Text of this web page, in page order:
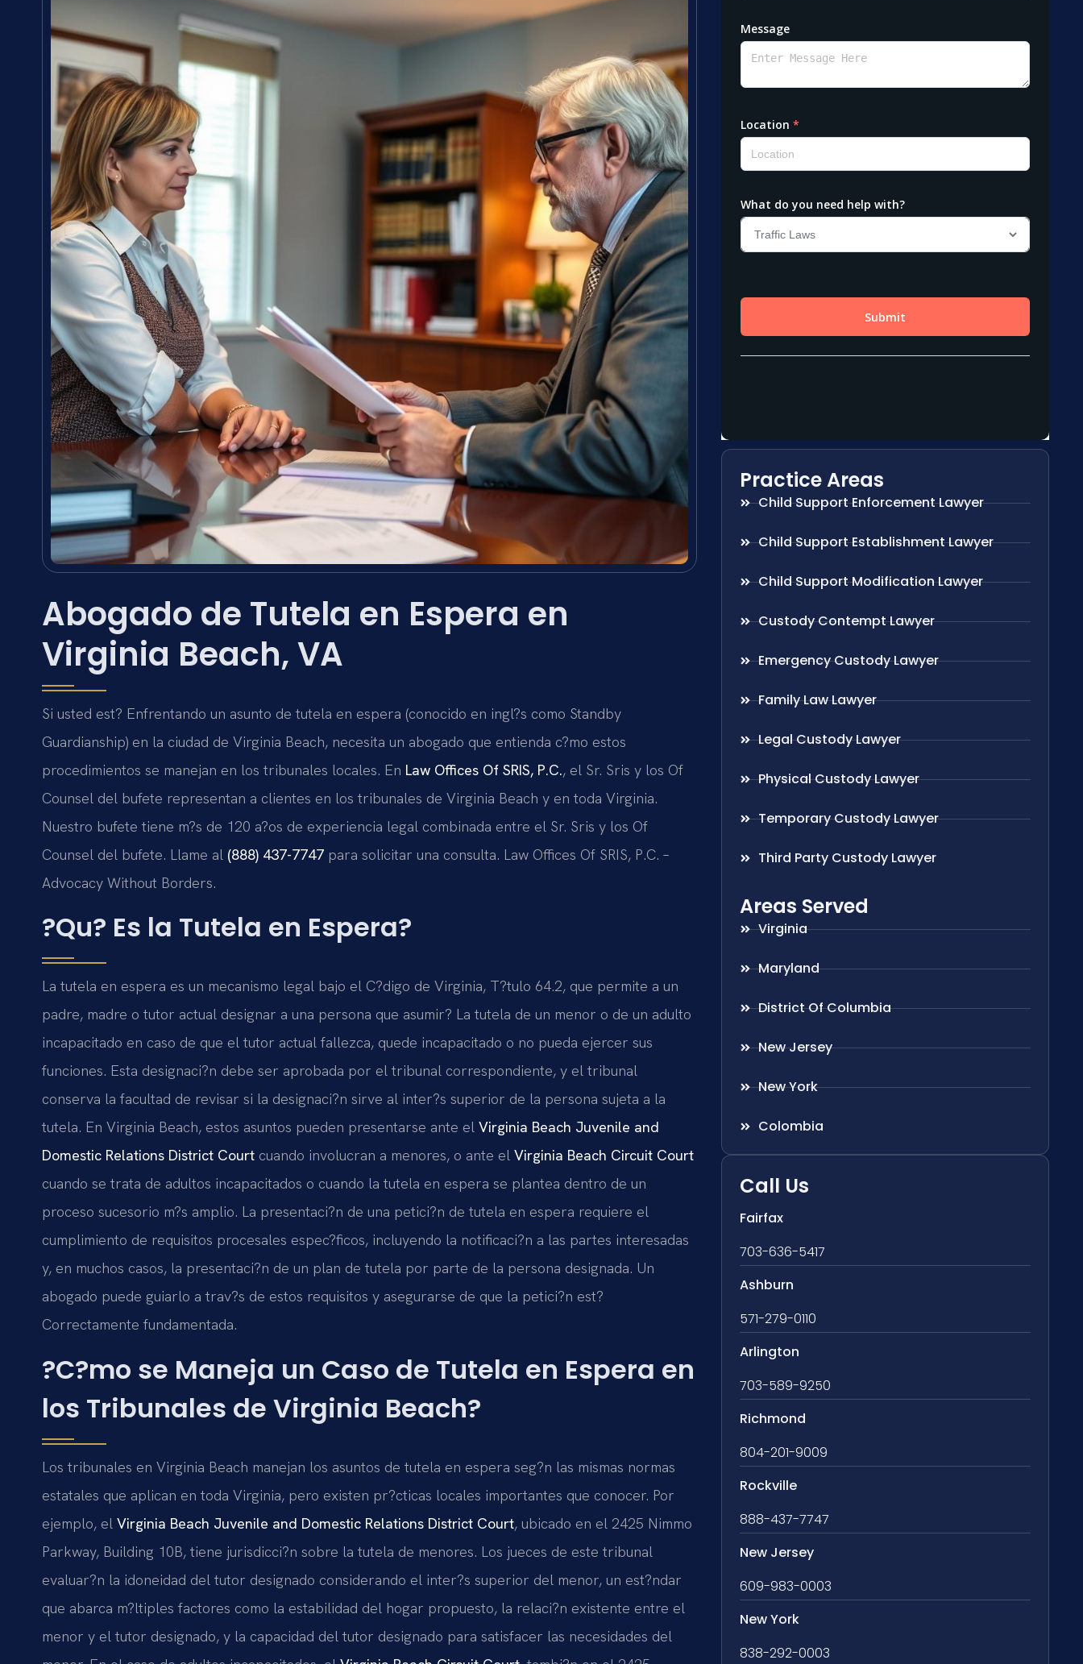
Abogado de Tutela en Espera en
Virginia Beach, VA
Si usted est? Enfrentando un asunto de tutela en espera (conocido en ingl?s como Standby
Guardianship) en la ciudad de Virginia Beach, necesita un abogado que entienda c?mo estos
procedimientos se manejan en los tribunales locales. En Law Offices Of SRIS, P.C., el Sr. Sris y los Of
Counsel del bufete representan a clientes en los tribunales de Virginia Beach y en toda Virginia.
Nuestro bufete tiene m?s de 120 a?os de experiencia legal combinada entre el Sr. Sris y los Of
Counsel del bufete. Llame al (888) 437-7747 para solicitar una consulta. Law Offices Of SRIS, P.C. –
Advocacy Without Borders.
?Qu? Es la Tutela en Espera?
La tutela en espera es un mecanismo legal bajo el C?digo de Virginia, T?tulo 64.2, que permite a un
padre, madre o tutor actual designar a una persona que asumir? La tutela de un menor o de un adulto
incapacitado en caso de que el tutor actual fallezca, quede incapacitado o no pueda ejercer sus
funciones. Esta designaci?n debe ser aprobada por el tribunal correspondiente, y el tribunal
conserva la facultad de revisar si la designaci?n sirve al inter?s superior de la persona sujeta a la
tutela. En Virginia Beach, estos asuntos pueden presentarse ante el Virginia Beach Juvenile and
Domestic Relations District Court cuando involucran a menores, o ante el Virginia Beach Circuit Court
cuando se trata de adultos incapacitados o cuando la tutela en espera se plantea dentro de un
proceso sucesorio m?s amplio. La presentaci?n de una petici?n de tutela en espera requiere el
cumplimiento de requisitos procesales espec?ficos, incluyendo la notificaci?n a las partes interesadas
y, en muchos casos, la presentaci?n de un plan de tutela por parte de la persona designada. Un
abogado puede guiarlo a trav?s de estos requisitos y asegurarse de que la petici?n est?
Correctamente fundamentada.
?C?mo se Maneja un Caso de Tutela en Espera en
los Tribunales de Virginia Beach?
Los tribunales en Virginia Beach manejan los asuntos de tutela en espera seg?n las mismas normas
estatales que aplican en toda Virginia, pero existen pr?cticas locales importantes que conocer. Por
ejemplo, el Virginia Beach Juvenile and Domestic Relations District Court, ubicado en el 2425 Nimmo
Parkway, Building 10B, tiene jurisdicci?n sobre la tutela de menores. Los jueces de este tribunal
evaluar?n la idoneidad del tutor designado considerando el inter?s superior del menor, un est?ndar
que abarca m?ltiples factores como la estabilidad del hogar propuesto, la relaci?n existente entre el
menor y el tutor designado, y la capacidad del tutor designado para satisfacer las necesidades del
Practice Areas
Child Support Enforcement Lawyer
Child Support Establishment Lawyer
Child Support Modification Lawyer
Custody Contempt Lawyer
Emergency Custody Lawyer
Family Law Lawyer
Legal Custody Lawyer
Physical Custody Lawyer
Temporary Custody Lawyer
Third Party Custody Lawyer
Areas Served
Virginia
Maryland
District Of Columbia
New Jersey
New York
Colombia
Call Us
Fairfax
703-636-5417
Ashburn
571-279-0110
Arlington
703-589-9250
Richmond
804-201-9009
Rockville
888-437-7747
New Jersey
609-983-0003
New York
838-292-0003